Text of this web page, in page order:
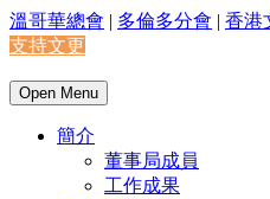
溫哥華總會 | 多倫多分會 | 香港
支持文更
Open Menu
簡介
董事局成員
工作成果